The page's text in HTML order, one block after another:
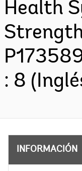
Health
: 8
INFORMACIÓN